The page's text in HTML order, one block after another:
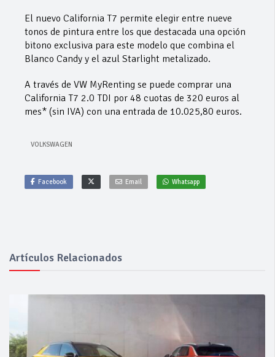
El nuevo California T7 permite elegir entre nueve
tonos de pintura entre los que destacada una opción
bitono exclusiva para este modelo que combina el
Blanco Candy y el azul Starlight metalizado.
A través de VW MyRenting se puede comprar una
California T7 2.0 TDI por 48 cuotas de 320 euros al
mes* (sin IVA) con una entrada de 10.025,80 euros.
VOLKSWAGEN
Facebook Email Whatsapp
Artículos Relacionados